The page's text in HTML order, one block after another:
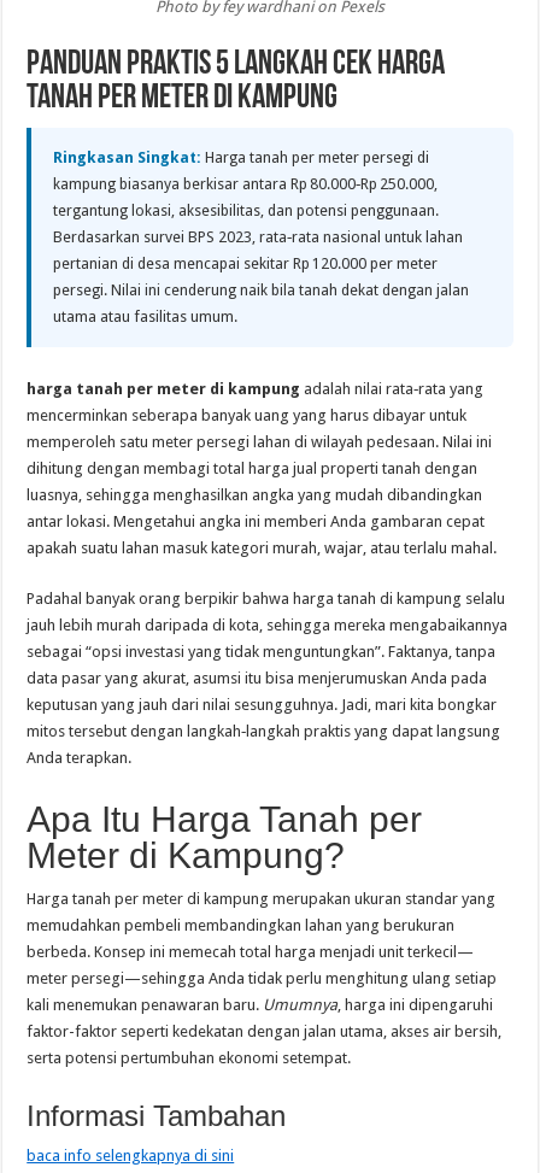
Photo by fey wardhani on Pexels
Panduan Praktis 5 Langkah Cek Harga
Tanah per Meter di Kampung
Ringkasan Singkat: Harga tanah per meter persegi di
kampung biasanya berkisar antara Rp 80.000‑Rp 250.000,
tergantung lokasi, aksesibilitas, dan potensi penggunaan.
Berdasarkan survei BPS 2023, rata‑rata nasional untuk lahan
pertanian di desa mencapai sekitar Rp 120.000 per meter
persegi. Nilai ini cenderung naik bila tanah dekat dengan jalan
utama atau fasilitas umum.
harga tanah per meter di kampung adalah nilai rata‑rata yang
mencerminkan seberapa banyak uang yang harus dibayar untuk
memperoleh satu meter persegi lahan di wilayah pedesaan. Nilai ini
dihitung dengan membagi total harga jual properti tanah dengan
luasnya, sehingga menghasilkan angka yang mudah dibandingkan
antar lokasi. Mengetahui angka ini memberi Anda gambaran cepat
apakah suatu lahan masuk kategori murah, wajar, atau terlalu mahal.
Padahal banyak orang berpikir bahwa harga tanah di kampung selalu
jauh lebih murah daripada di kota, sehingga mereka mengabaikannya
sebagai “opsi investasi yang tidak menguntungkan”. Faktanya, tanpa
data pasar yang akurat, asumsi itu bisa menjerumuskan Anda pada
keputusan yang jauh dari nilai sesungguhnya. Jadi, mari kita bongkar
mitos tersebut dengan langkah‑langkah praktis yang dapat langsung
Anda terapkan.
Apa Itu Harga Tanah per
Meter di Kampung?
Harga tanah per meter di kampung merupakan ukuran standar yang
memudahkan pembeli membandingkan lahan yang berukuran
berbeda. Konsep ini memecah total harga menjadi unit terkecil—
meter persegi—sehingga Anda tidak perlu menghitung ulang setiap
kali menemukan penawaran baru. Umumnya, harga ini dipengaruhi
faktor-faktor seperti kedekatan dengan jalan utama, akses air bersih,
serta potensi pertumbuhan ekonomi setempat.
Informasi Tambahan
baca info selengkapnya di sini